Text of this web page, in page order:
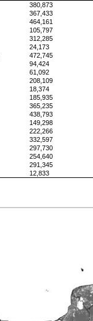
380,873
367,433
464,161
105,797
312,285
24,173
472,745
94,424
61,092
208,109
18,374
185,935
365,235
438,793
149,298
222,266
332,597
297,730
254,640
291,345
12,833